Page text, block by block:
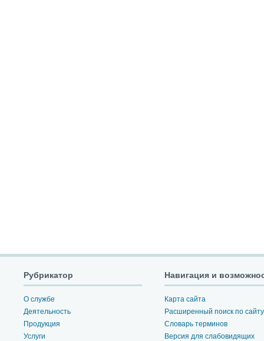
Рубрикатор
О службе
Деятельность
Продукция
Услуги
Навигация и
Карта сайта
Расширенный поиск по сайту
Словарь терминов
Версия для слабовидящих